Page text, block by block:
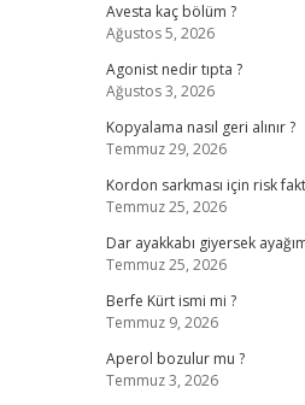
Avesta kaç bölüm ?
Ağustos 5, 2026
Agonist nedir tıpta ?
Ağustos 3, 2026
Kopyalama nasıl geri alınır ?
Temmuz 29, 2026
Kordon sarkması için risk
Temmuz 25, 2026
Dar ayakkabı giyersek
Temmuz 25, 2026
Berfe Kürt ismi mi ?
Temmuz 9, 2026
Aperol bozulur mu ?
Temmuz 3, 2026